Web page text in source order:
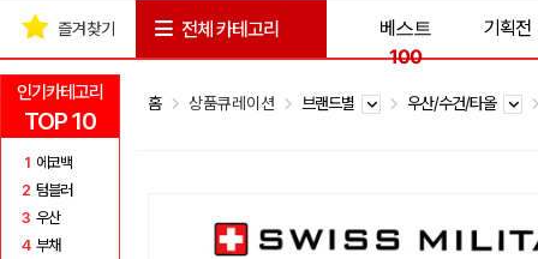
인기카테고리
TOP 10
1 에코백
2 텀블러
3 우산
4 부채
즐겨찾기 전체 카테고리
베스트
100
기획전
홈 상품큐레이션 브랜드별 우산/수건/타올